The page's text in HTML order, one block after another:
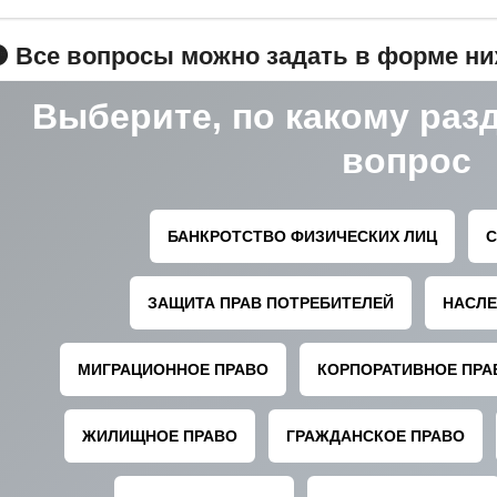
Все вопросы можно задать в форме